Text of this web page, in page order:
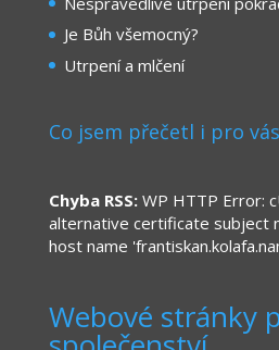
Je Bůh všemocný?
Utrpení a mlčení
Co jsem přečetl i pro vás
Chyba RSS:WP HTTP Error:
alternative certificate subject
host name
Webové stránky